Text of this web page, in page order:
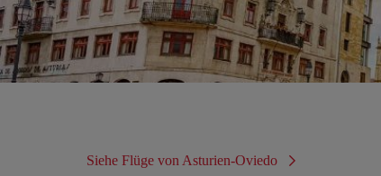
Siehe Flüge von Asturien-Oviedo